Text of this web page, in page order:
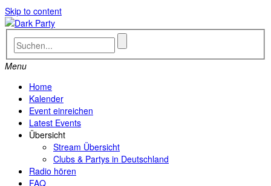
Skip to content
Menu
Home
Kalender
Event einreichen
Latest Events
Übersicht
Stream Übersicht
Clubs & Partys in Deutschland
Radio hören
FAQ